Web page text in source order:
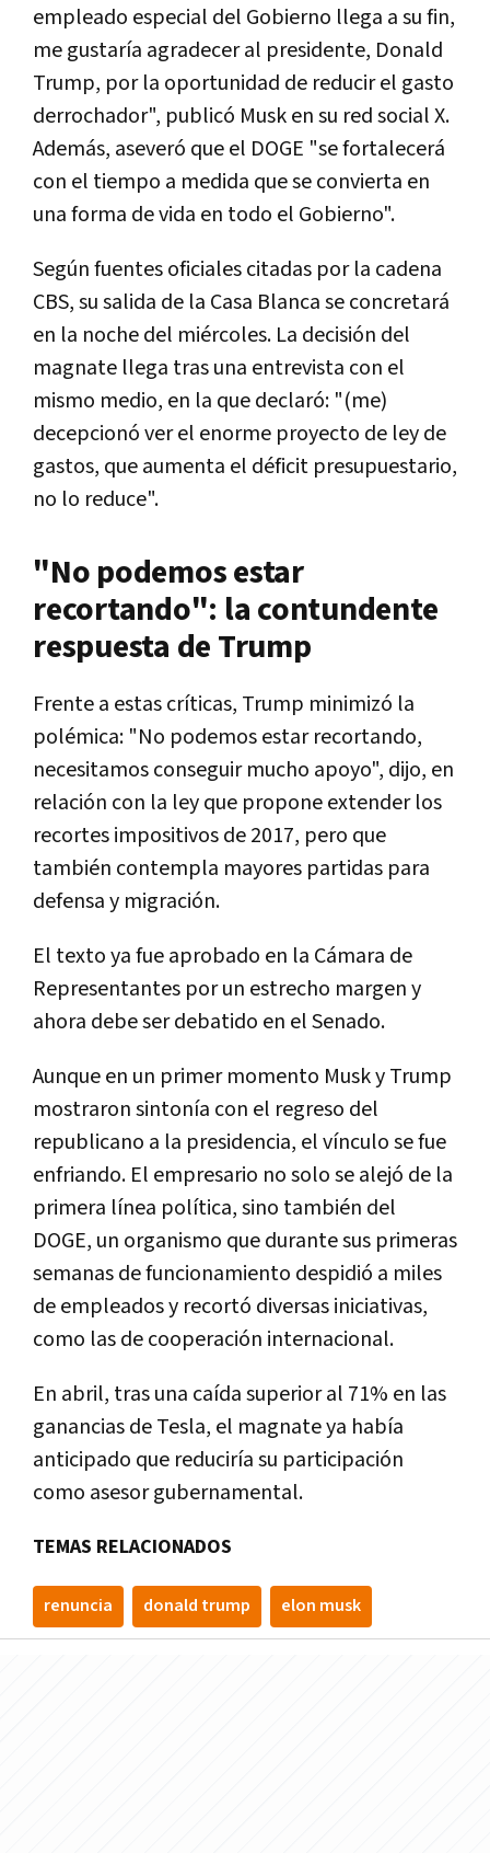
empleado especial del Gobierno llega a su fin,
me gustaría agradecer al presidente, Donald
Trump, por la oportunidad de reducir el gasto
derrochador", publicó Musk en su red social X.
Además, aseveró que el DOGE "se fortalecerá
con el tiempo a medida que se convierta en
una forma de vida en todo el Gobierno".
Según fuentes oficiales citadas por la cadena
CBS, su salida de la Casa Blanca se concretará
en la noche del miércoles. La decisión del
magnate llega tras una entrevista con el
mismo medio, en la que declaró: "(me)
decepcionó ver el enorme proyecto de ley de
gastos, que aumenta el déficit presupuestario,
no lo reduce".
"No podemos estar
recortando": la contundente
respuesta de Trump
Frente a estas críticas, Trump minimizó la
polémica: "No podemos estar recortando,
necesitamos conseguir mucho apoyo", dijo, en
relación con la ley que propone extender los
recortes impositivos de 2017, pero que
también contempla mayores partidas para
defensa y migración.
El texto ya fue aprobado en la Cámara de
Representantes por un estrecho margen y
ahora debe ser debatido en el Senado.
Aunque en un primer momento Musk y Trump
mostraron sintonía con el regreso del
republicano a la presidencia, el vínculo se fue
enfriando. El empresario no solo se alejó de la
primera línea política, sino también del
DOGE, un organismo que durante sus primeras
semanas de funcionamiento despidió a miles
de empleados y recortó diversas iniciativas,
como las de cooperación internacional.
En abril, tras una caída superior al 71% en las
ganancias de Tesla, el magnate ya había
anticipado que reduciría su participación
como asesor gubernamental.
TEMAS RELACIONADOS
renuncia donald trump elon musk